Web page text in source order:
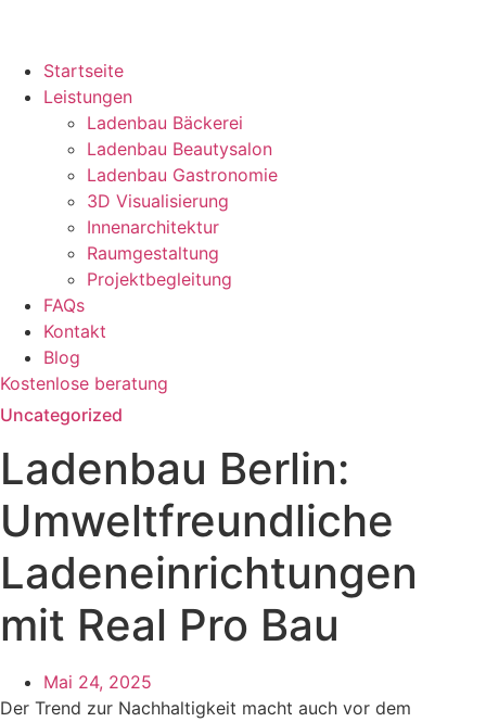
Startseite
Leistungen
Ladenbau Bäckerei
Ladenbau Beautysalon
Ladenbau Gastronomie
3D Visualisierung
Innenarchitektur
Raumgestaltung
Projektbegleitung
FAQs
Kontakt
Blog
Kostenlose beratung
Uncategorized
Ladenbau Berlin:
Umweltfreundliche
Ladeneinrichtungen
mit Real Pro Bau
Mai 24, 2025
Der Trend zur Nachhaltigkeit macht auch vor dem